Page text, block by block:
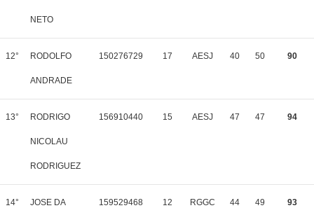
NETO
12° RODOLFO
ANDRADE
150276729 17 AESJ 40 50 90
13° RODRIGO
NICOLAU
RODRIGUEZ
156910440 15 AESJ 47 47 94
14° JOSE DA 159529468 12 RGGC 44 49 93